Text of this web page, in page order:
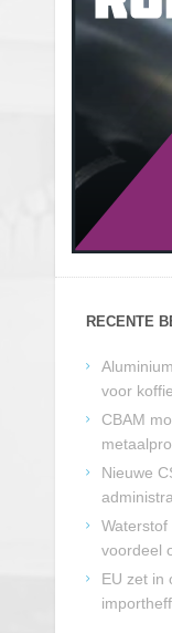
RECENTE
voor
CBAM
Nieuwe
voordeel
EU zet in